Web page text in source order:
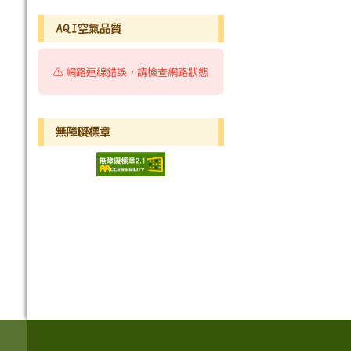
AQI空氣品質
⚠️ 網路連線錯誤，請檢查網路狀態
無障礙標章